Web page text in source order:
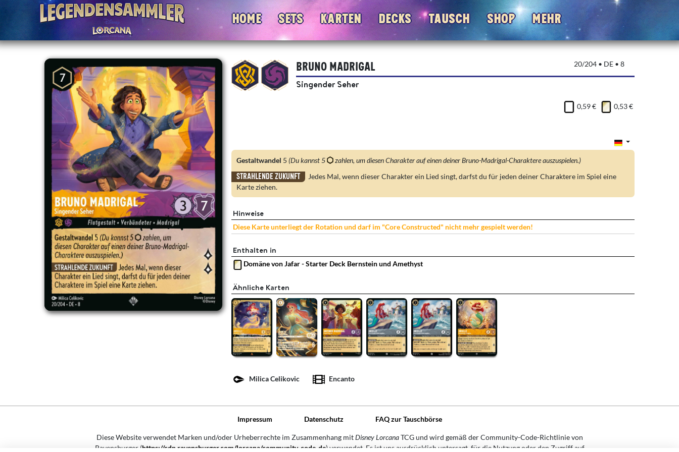
Home Sets Karten Decks Tausch Shop Mehr
20/204 • DE • 8
Bruno Madrigal
Singender Seher
0,59 € 0,53 €
Gestaltwandel 5 (Du kannst 5
zahlen, um diesen Charakter auf einen deiner Bruno-Madrigal-Charaktere auszuspielen.)
Strahlende Zukunft
Jedes Mal, wenn dieser Charakter ein Lied singt, darfst du für jeden deiner Charaktere im Spiel eine
Karte ziehen.
Hinweise
Diese Karte unterliegt der Rotation und darf im "Core Constructed" nicht mehr gespielt werden!
Enthalten in
Domäne von Jafar - Starter Deck Bernstein und Amethyst
Ähnliche Karten
Milica Celikovic Encanto
Impressum Datenschutz FAQ zur Tauschbörse
Diese Website verwendet Marken und/oder Urheberrechte im Zusammenhang mitDisney LorcanaTCG und wird gemäß der Community-Code-Richtlinie von
Ravensburger (https://cdn.ravensburger.com/lorcana/community-code-de) verwendet. Es ist uns ausdrücklich untersagt, für die Nutzung oder den Zugriff auf